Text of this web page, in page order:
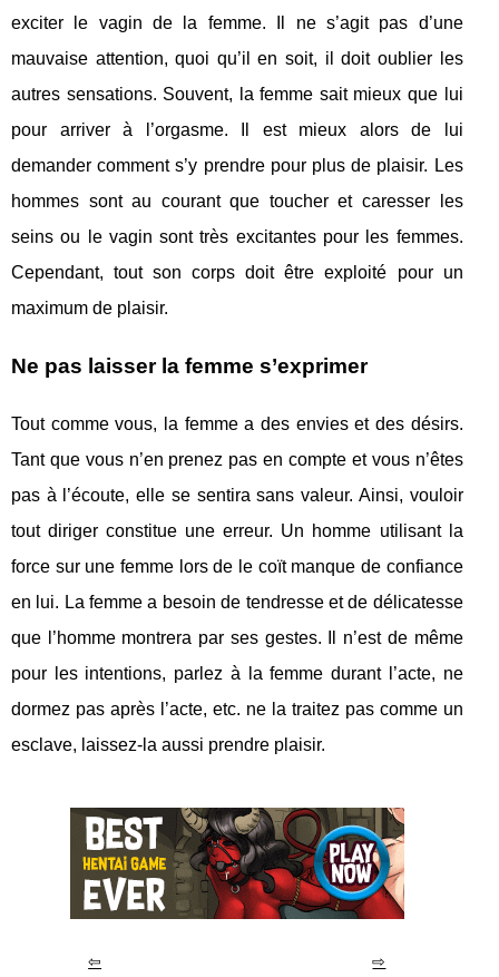
exciter le vagin de la femme. Il ne s’agit pas d’une
mauvaise attention, quoi qu’il en soit, il doit oublier les
autres sensations. Souvent, la femme sait mieux que lui
pour arriver à l’orgasme. Il est mieux alors de lui
demander comment s’y prendre pour plus de plaisir. Les
hommes sont au courant que toucher et caresser les
seins ou le vagin sont très excitantes pour les femmes.
Cependant, tout son corps doit être exploité pour un
maximum de plaisir.
Ne pas laisser la femme s’exprimer
Tout comme vous, la femme a des envies et des désirs.
Tant que vous n’en prenez pas en compte et vous n’êtes
pas à l’écoute, elle se sentira sans valeur. Ainsi, vouloir
tout diriger constitue une erreur. Un homme utilisant la
force sur une femme lors de le coït manque de confiance
en lui. La femme a besoin de tendresse et de délicatesse
que l’homme montrera par ses gestes. Il n’est de même
pour les intentions, parlez à la femme durant l’acte, ne
dormez pas après l’acte, etc. ne la traitez pas comme un
esclave, laissez-la aussi prendre plaisir.